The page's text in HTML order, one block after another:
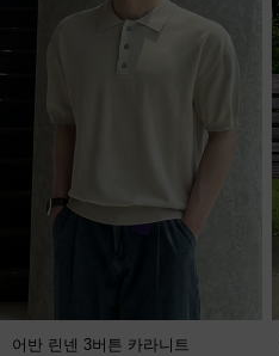
어반 린넨 3버튼 카라니트